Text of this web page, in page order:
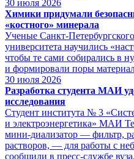
30 июля 2026
Химики придумали
«костного» минерала
Ученые
университета научились
чтобы те сами собирались в
и формировали поры
30 июля 2026
Разработка студента МАИ
исследования
Студент института № 3
и электроэнергетика» МАИ
мини-диализатор — фильтр,
растворов, — для работы с
сообщили в пресс-службе вуза.